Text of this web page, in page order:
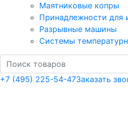
Маятниковые копры
Принадлежности для
Разрывные машины
Системы
+7 (495) 225-54-47Заказать